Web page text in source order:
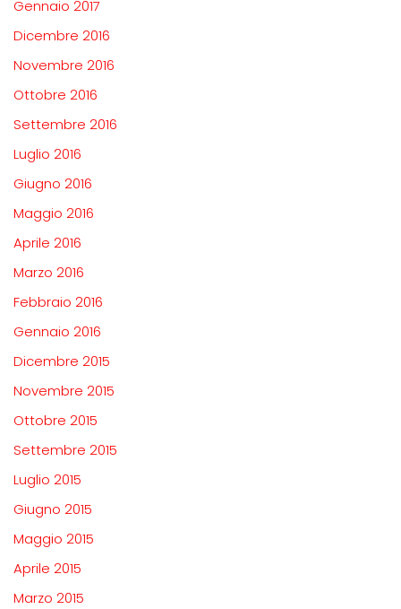
Gennaio 2017
Dicembre 2016
Novembre 2016
Ottobre 2016
Settembre 2016
Luglio 2016
Giugno 2016
Maggio 2016
Aprile 2016
Marzo 2016
Febbraio 2016
Gennaio 2016
Dicembre 2015
Novembre 2015
Ottobre 2015
Settembre 2015
Luglio 2015
Giugno 2015
Maggio 2015
Aprile 2015
Marzo 2015